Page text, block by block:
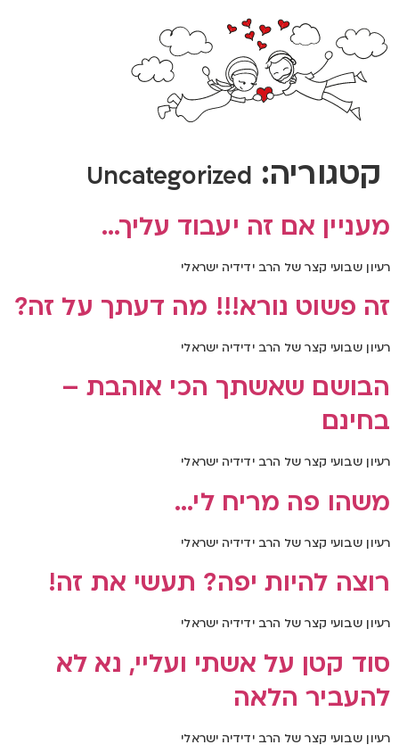
קטגוריה: Uncategorized
מעניין אם זה יעבוד עליך…
רעיון שבועי קצר של הרב ידידיה ישראלי
זה פשוט נורא!!! מה דעתך על זה?
רעיון שבועי קצר של הרב ידידיה ישראלי
הבושם שאשתך הכי אוהבת –
בחינם
רעיון שבועי קצר של הרב ידידיה ישראלי
משהו פה מריח לי…
רעיון שבועי קצר של הרב ידידיה ישראלי
רוצה להיות יפה? תעשי את זה!
רעיון שבועי קצר של הרב ידידיה ישראלי
סוד קטן על אשתי ועליי, נא לא
להעביר הלאה
רעיון שבועי קצר של הרב ידידיה ישראלי